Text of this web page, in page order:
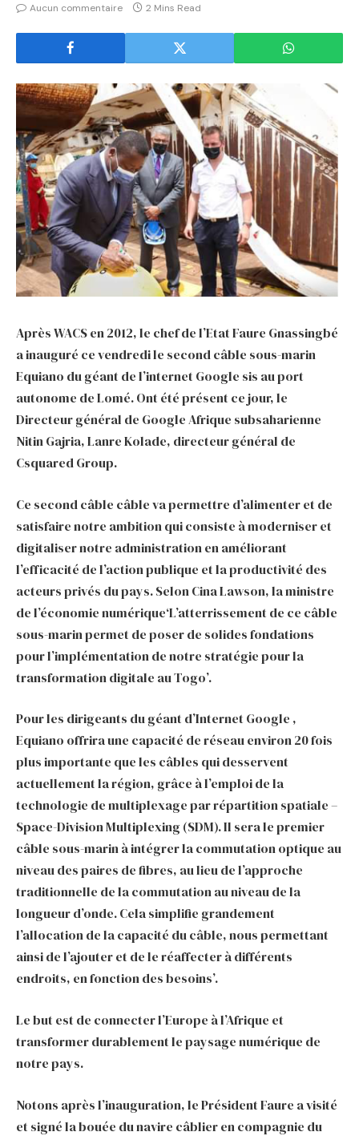
Aucun commentaire
2 Mins Read
Après WACS en 2012, le chef de l’Etat Faure Gnassingbé
a inauguré ce vendredi le second câble sous-marin
Equiano du géant de l’internet Google sis au port
autonome de Lomé. Ont été présent ce jour, le
Directeur général de Google Afrique subsaharienne
Nitin Gajria, Lanre Kolade, directeur général de
Csquared Group.
Ce second câble câble va permettre d’alimenter et de
satisfaire notre ambition qui consiste à moderniser et
digitaliser notre administration en améliorant
l’efficacité de l’action publique et la productivité des
acteurs privés du pays. Selon Cina Lawson, la ministre
de l’économie numérique‘L’atterrissement de ce câble
sous-marin permet de poser de solides fondations
pour l’implémentation de notre stratégie pour la
transformation digitale au Togo’.
Pour les dirigeants du géant d’Internet Google ,
Equiano offrira une capacité de réseau environ 20 fois
plus importante que les câbles qui desservent
actuellement la région, grâce à l’emploi de la
technologie de multiplexage par répartition spatiale –
Space-Division Multiplexing (SDM). Il sera le premier
câble sous-marin à intégrer la commutation optique au
niveau des paires de fibres, au lieu de l’approche
traditionnelle de la commutation au niveau de la
longueur d’onde. Cela simplifie grandement
l’allocation de la capacité du câble, nous permettant
ainsi de l’ajouter et de le réaffecter à différents
endroits, en fonction des besoins’.
Le but est de connecter l’Europe à l’Afrique et
transformer durablement le paysage numérique de
notre pays.
Notons après l’inauguration, le Président Faure a visité
et signé la bouée du navire câblier en compagnie du